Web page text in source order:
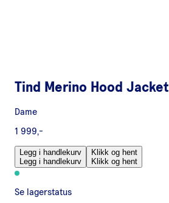
Tind Merino Hood Jacket
Dame
1 999,-
Legg i handlekurv
Legg i handlekurv
Klikk og hent
Klikk og hent
Se lagerstatus